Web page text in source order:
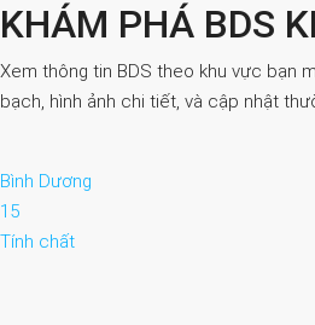
KHÁM PHÁ BDS
Xem thông tin BDS theo khu vực bạn
bạch, hình ảnh chi tiết, và cập nhật
Bình Dương
15
Tính chất